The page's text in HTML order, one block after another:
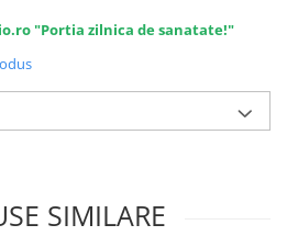
"Portia zilnica de sanatate!"
SIMILARE